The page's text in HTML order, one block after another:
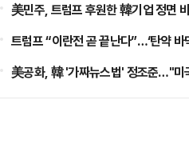
美민주, 트럼프 후원한 韓기업 정면
트럼프 “이란전 곧 끝난다”…‘탄약 바
美공화, 韓 '가짜뉴스법' 정조준…"미